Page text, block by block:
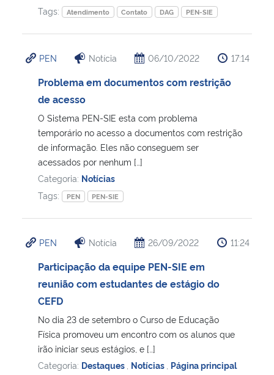
Tags:
Atendimento Contato DAG PEN-SIE
PEN Notícia 06/10/2022 17:14
Problema em documentos com restrição
de acesso
O Sistema PEN-SIE esta com problema
temporário no acesso a documentos com restrição
de informação. Eles não conseguem ser
acessados por nenhum […]
Categoria: Notícias
Tags:
PEN PEN-SIE
PEN Notícia 26/09/2022 11:24
Participação da equipe PEN-SIE em
reunião com estudantes de estágio do
CEFD
No dia 23 de setembro o Curso de Educação
Física promoveu um encontro com os alunos que
irão iniciar seus estágios, e […]
Categoria: Destaques Notícias Página principal